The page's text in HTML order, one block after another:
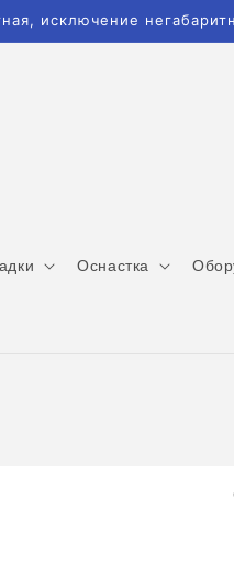
исключение
Оснастка